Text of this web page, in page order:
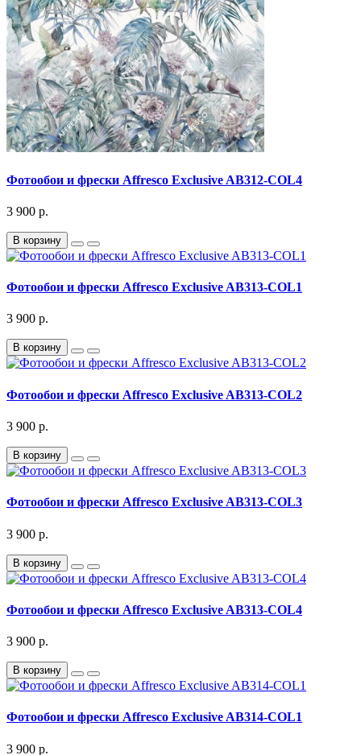
Фотообои и фрески Affresco Exclusive AB312-COL4
3 900 р.
В корзину
Фотообои и фрески Affresco Exclusive AB313-COL1
3 900 р.
В корзину
Фотообои и фрески Affresco Exclusive AB313-COL2
3 900 р.
В корзину
Фотообои и фрески Affresco Exclusive AB313-COL3
3 900 р.
В корзину
Фотообои и фрески Affresco Exclusive AB313-COL4
3 900 р.
В корзину
Фотообои и фрески Affresco Exclusive AB314-COL1
3 900 р.